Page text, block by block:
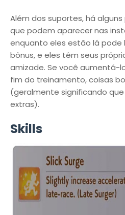
Além dos suportes, há
que podem aparecer nas
enquanto eles estão lá pode
bônus, e eles têm seus
amizade. Se você aumentá-
fim do treinamento, coisas
(geralmente significando
extras).
Skills